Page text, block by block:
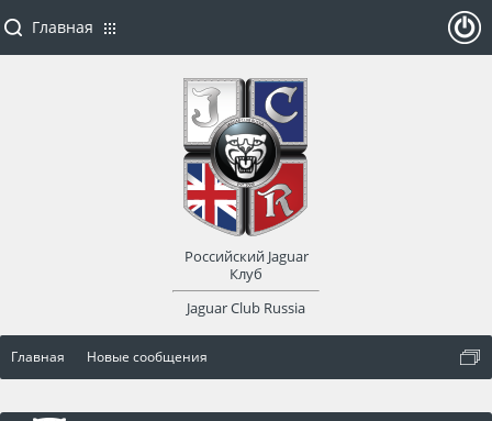
Главная Новые сообщения
Главная
Российский Jaguar
Клуб
Jaguar Club Russia
оват